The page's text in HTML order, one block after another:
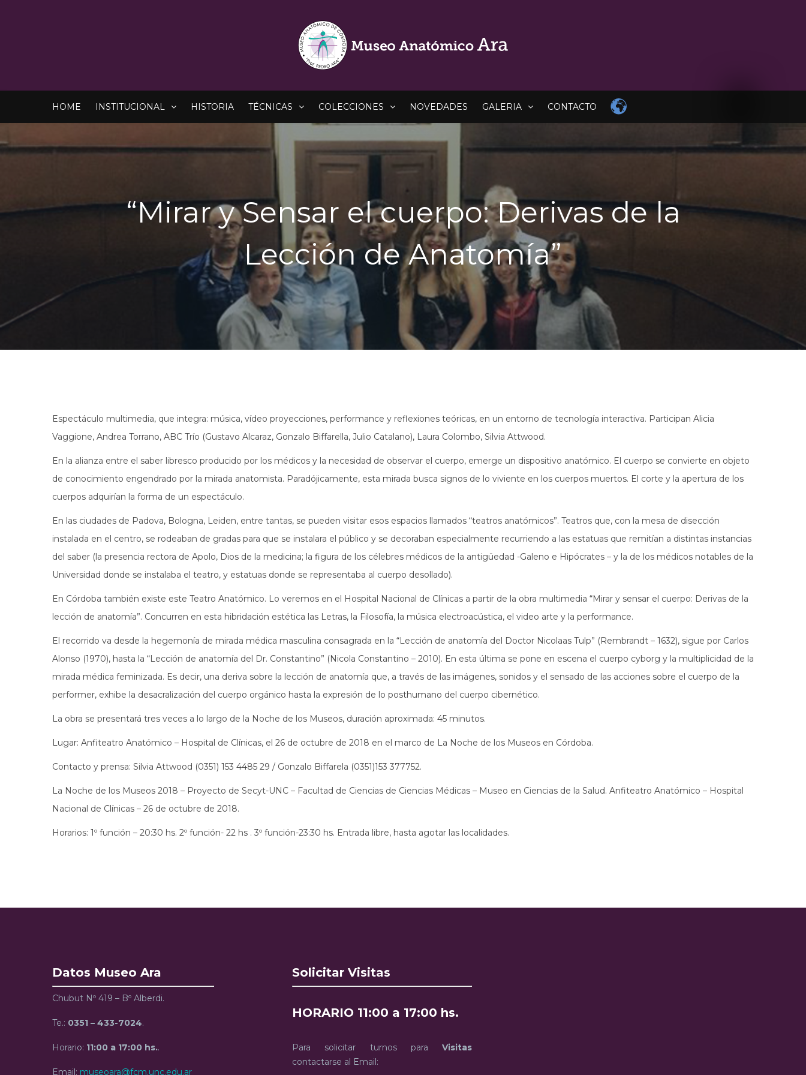
HOME INSTITUCIONAL HISTORIA TÉCNICAS COLECCIONES NOVEDADES GALERIA CONTACTO
“Mirar y Sensar el cuerpo: Derivas de la
Lección de Anatomía”
Espectáculo multimedia, que integra: música, vídeo proyecciones, performance y reflexiones teóricas, en un entorno de tecnología interactiva. Participan Alicia
Vaggione, Andrea Torrano, ABC Trío (Gustavo Alcaraz, Gonzalo Biffarella, Julio Catalano), Laura Colombo, Silvia Attwood.
En la alianza entre el saber libresco producido por los médicos y la necesidad de observar el cuerpo, emerge un dispositivo anatómico. El cuerpo se convierte en objeto
de conocimiento engendrado por la mirada anatomista. Paradójicamente, esta mirada busca signos de lo viviente en los cuerpos muertos. El corte y la apertura de los
cuerpos adquirían la forma de un espectáculo.
En las ciudades de Padova, Bologna, Leiden, entre tantas, se pueden visitar esos espacios llamados “teatros anatómicos”. Teatros que, con la mesa de disección
instalada en el centro, se rodeaban de gradas para que se instalara el público y se decoraban especialmente recurriendo a las estatuas que remitían a distintas instancias
del saber (la presencia rectora de Apolo, Dios de la medicina; la figura de los célebres médicos de la antigüedad -Galeno e Hipócrates – y la de los médicos notables de la
Universidad donde se instalaba el teatro, y estatuas donde se representaba al cuerpo desollado).
En Córdoba también existe este Teatro Anatómico. Lo veremos en el Hospital Nacional de Clínicas a partir de la obra multimedia “Mirar y sensar el cuerpo: Derivas de la
lección de anatomía”. Concurren en esta hibridación estética las Letras, la Filosofía, la música electroacústica, el video arte y la performance.
El recorrido va desde la hegemonía de mirada médica masculina consagrada en la “Lección de anatomía del Doctor Nicolaas Tulp” (Rembrandt – 1632), sigue por Carlos
Alonso (1970), hasta la “Lección de anatomía del Dr. Constantino” (Nicola Constantino – 2010). En esta última se pone en escena el cuerpo cyborg y la multiplicidad de la
mirada médica feminizada. Es decir, una deriva sobre la lección de anatomía que, a través de las imágenes, sonidos y el sensado de las acciones sobre el cuerpo de la
performer, exhibe la desacralización del cuerpo orgánico hasta la expresión de lo posthumano del cuerpo cibernético.
La obra se presentará tres veces a lo largo de la Noche de los Museos, duración aproximada: 45 minutos.
Lugar: Anfiteatro Anatómico – Hospital de Clínicas, el 26 de octubre de 2018 en el marco de La Noche de los Museos en Córdoba.
Contacto y prensa: Silvia Attwood (0351) 153 4485 29 / Gonzalo Biffarela (0351)153 377752.
La Noche de los Museos 2018 – Proyecto de Secyt-UNC – Facultad de Ciencias de Ciencias Médicas – Museo en Ciencias de la Salud. Anfiteatro Anatómico – Hospital
Nacional de Clínicas – 26 de octubre de 2018.
Horarios: 1º función – 20:30 hs. 2º función- 22 hs . 3º función-23:30 hs. Entrada libre, hasta agotar las localidades.
Datos Museo Ara
Chubut Nº 419 – Bº Alberdi.
Te.: 0351 – 433-7024.
Horario: 11:00 a 17:00 hs..
Email: museoara@fcm.unc.edu.ar
Solicitar Visitas
HORARIO 11:00 a 17:00 hs.
Para solicitar turnos para Visitas
contactarse al Email: